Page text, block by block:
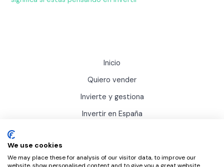
Inicio
Quiero vender
Invierte y gestiona
Invertir en España
We use cookies
We may place these for analysis of our visitor data, to improve our